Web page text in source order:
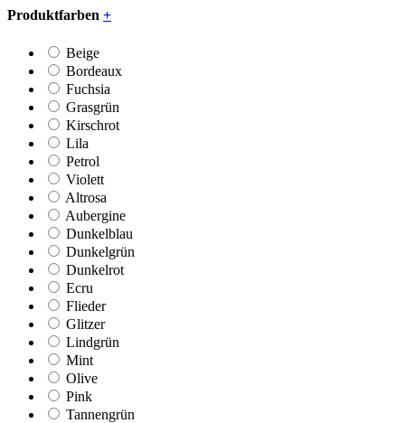
Produktfarben +
Beige
Bordeaux
Fuchsia
Grasgrün
Kirschrot
Lila
Petrol
Violett
Altrosa
Aubergine
Dunkelblau
Dunkelgrün
Dunkelrot
Ecru
Flieder
Glitzer
Lindgrün
Mint
Olive
Pink
Tannengrün